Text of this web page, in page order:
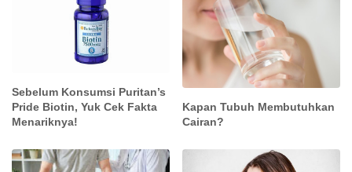
Sebelum Konsumsi Puritan’s
Pride Biotin, Yuk Cek Fakta
Menariknya!
Kapan Tubuh Membutuhkan
Cairan?